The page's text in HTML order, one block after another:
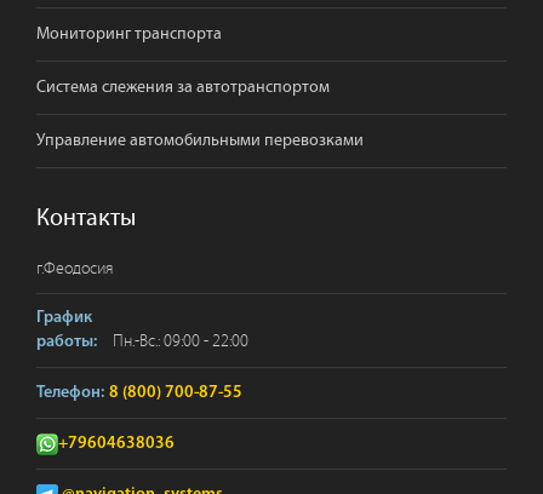
Мониторинг транспорта
Система слежения за автотранспортом
Управление автомобильными перевозками
Контакты
г.Феодосия
График
работы:
Пн.-Вс.: 09:00 - 22:00
Телефон: 8 (800) 700-87-55
+79604638036